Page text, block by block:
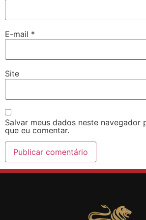
E-mail *
Site
Salvar meus dados neste navegador
que eu comentar.